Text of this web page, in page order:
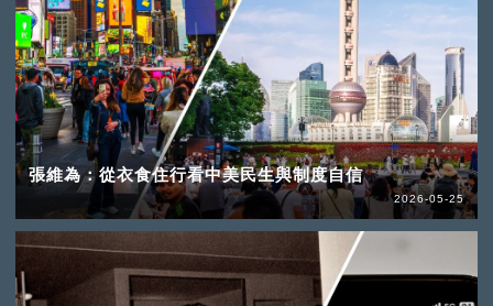
張維為：從衣食住行看中美民生與制度自信
2026-05-25